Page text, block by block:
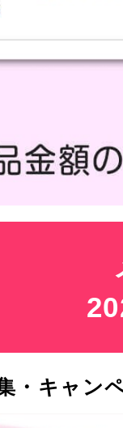
・キャン